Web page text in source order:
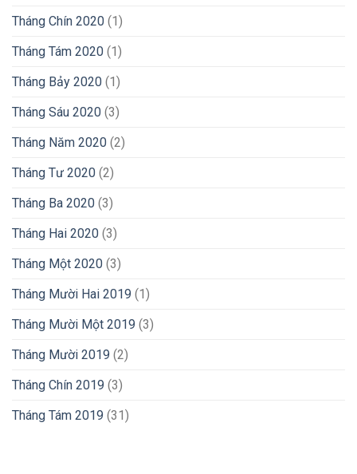
Tháng Chín 2020 (1)
Tháng Tám 2020 (1)
Tháng Bảy 2020 (1)
Tháng Sáu 2020 (3)
Tháng Năm 2020 (2)
Tháng Tư 2020 (2)
Tháng Ba 2020 (3)
Tháng Hai 2020 (3)
Tháng Một 2020 (3)
Tháng Mười Hai 2019 (1)
Tháng Mười Một 2019 (3)
Tháng Mười 2019 (2)
Tháng Chín 2019 (3)
Tháng Tám 2019 (31)